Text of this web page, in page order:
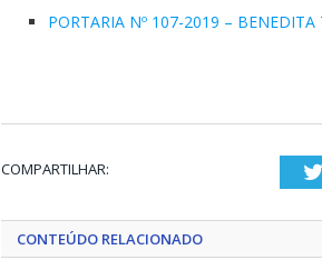
PORTARIA Nº 107-2019 – BENEDITA
COMPARTILHAR:
CONTEÚDO RELACIONADO